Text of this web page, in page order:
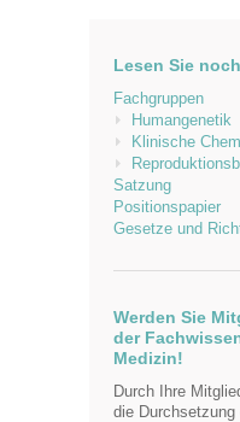
Lesen Sie
Fachgruppen
Humangenetik
Klinische
Satzung
Positionspapier
Gesetze und
Werden Sie
der
Medizin!
Durch Ihre
die